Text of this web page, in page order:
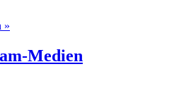
»
Medien